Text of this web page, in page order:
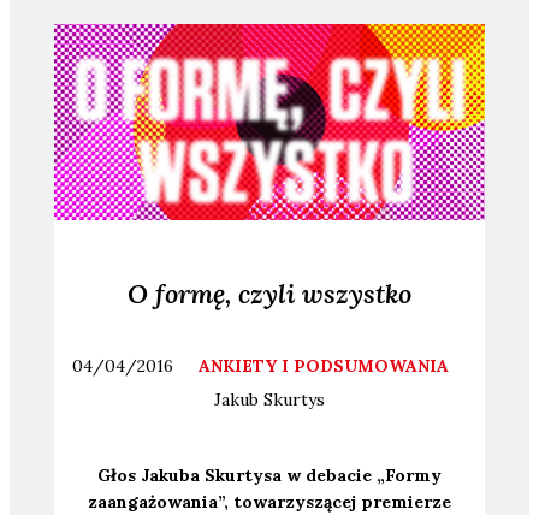
O formę, czyli wszystko
04/04/2016
ANKIETY I PODSUMOWANIA
Jakub Skurtys
Głos Jaku­ba Skur­ty­sa w deba­cie „For­my
zaan­ga­żo­wa­nia”, towa­rzy­szą­cej pre­mie­rze